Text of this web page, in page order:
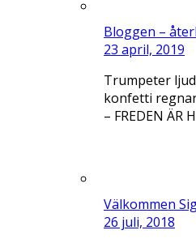
Bloggen –
23 april, 2019
Trumpeter
konfetti
– FREDEN ÄR
Välkommen
26 juli, 2018